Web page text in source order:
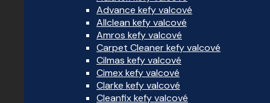
Advance kefy valcové
Allclean kefy valcové
Amros kefy valcové
Carpet Cleaner kefy valcové
Cilmas kefy valcové
Cimex kefy valcové
Clarke kefy valcové
Cleanfix kefy valcové